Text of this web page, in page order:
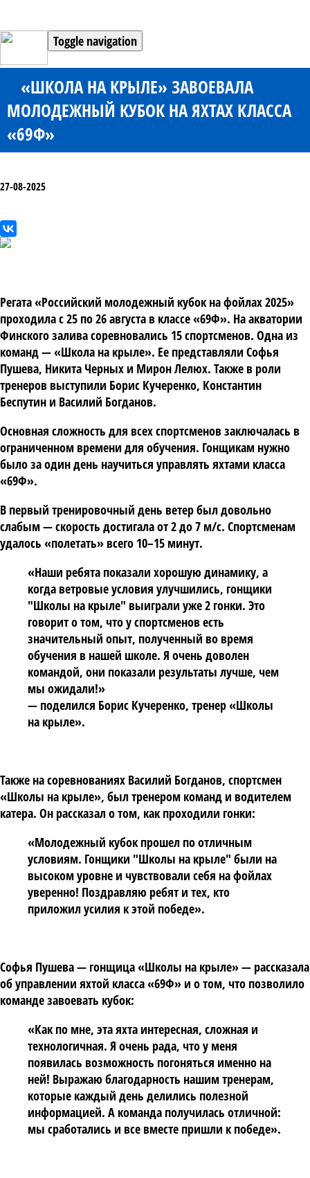
Toggle navigation
«ШКОЛА НА КРЫЛЕ» ЗАВОЕВАЛА
МОЛОДЕЖНЫЙ КУБОК НА ЯХТАХ КЛАССА
«69Ф»
27-08-2025
Регата «Российский молодежный кубок на фойлах 2025»
проходила с 25 по 26 августа в классе «69Ф». На акватории
Финского залива соревновались 15 спортсменов. Одна из
команд —«Школа на крыле». Ее представляли Софья
Пушева, Никита Черных и Мирон Лелюх. Также в роли
тренеров выступили Борис Кучеренко, Константин
Беспутин и Василий Богданов.
Основная сложность для всех спортсменов заключалась в
ограниченном времени для обучения. Гонщикам нужно
было за один день научиться управлять яхтами класса
«69Ф».
В первый тренировочный день ветер был довольно
слабым — скорость достигала от 2 до 7 м/с. Спортсменам
удалось «полетать» всего 10–15 минут.
«Наши ребята показали хорошую динамику, а
когда ветровые условия улучшились, гонщики
"Школы на крыле" выиграли уже 2 гонки. Это
говорит о том, что у спортсменов есть
значительный опыт, полученный во время
обучения в нашей школе. Я очень доволен
командой, они показали результаты лучше, чем
мы ожидали!»
— поделился Борис Кучеренко, тренер «Школы
на крыле».
Также на соревнованиях Василий Богданов, спортсмен
«Школы на крыле», был тренером команд и водителем
катера. Он рассказал о том, как проходили гонки:
«Молодежный кубок прошел по отличным
условиям. Гонщики "Школы на крыле" были на
высоком уровне и чувствовали себя на фойлах
уверенно! Поздравляю ребят и тех, кто
приложил усилия к этой победе».
Софья Пушева— гонщица «Школы на крыле» — рассказала
об управлении яхтой класса «69Ф» и о том, что позволило
команде завоевать кубок:
«Как по мне, эта яхта интересная, сложная и
технологичная. Я очень рада, что у меня
появилась возможность погоняться именно на
ней! Выражаю благодарность нашим тренерам,
которые каждый день делились полезной
информацией. А команда получилась отличной:
мы сработались и все вместе пришли к победе».